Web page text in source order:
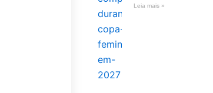
Leia mais »